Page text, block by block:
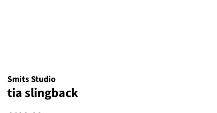
Smits Studio
tia slingback